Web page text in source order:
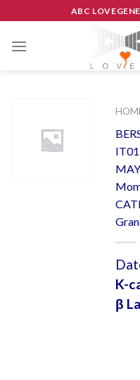
to
content
ABC
K-
β